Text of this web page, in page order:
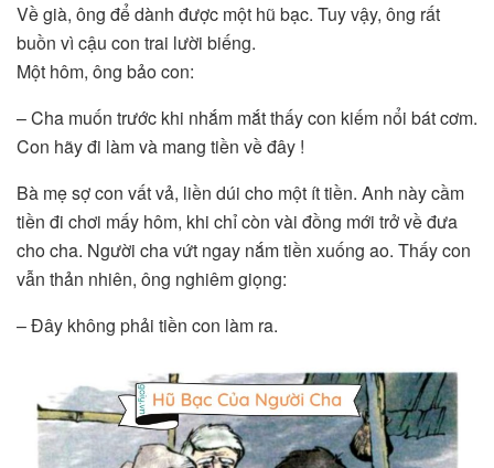
Về già, ông để dành được một hũ bạc. Tuy vậy, ông rất
buồn vì cậu con trai lười biếng.
Một hôm, ông bảo con:
– Cha muốn trước khi nhắm mắt thấy con kiếm nổi bát cơm.
Con hãy đi làm và mang tiền về đây !
Bà mẹ sợ con vất vả, liền dúi cho một ít tiền. Anh này cầm
tiền đi chơi mấy hôm, khi chỉ còn vài đồng mới trở về đưa
cho cha. Người cha vứt ngay nắm tiền xuống ao. Thấy con
vẫn thản nhiên, ông nghiêm giọng:
– Đây không phải tiền con làm ra.